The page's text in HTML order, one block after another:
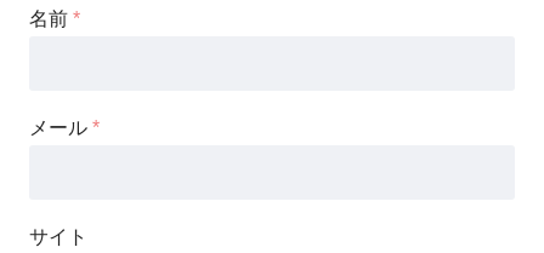
名前 *
メール *
サイト